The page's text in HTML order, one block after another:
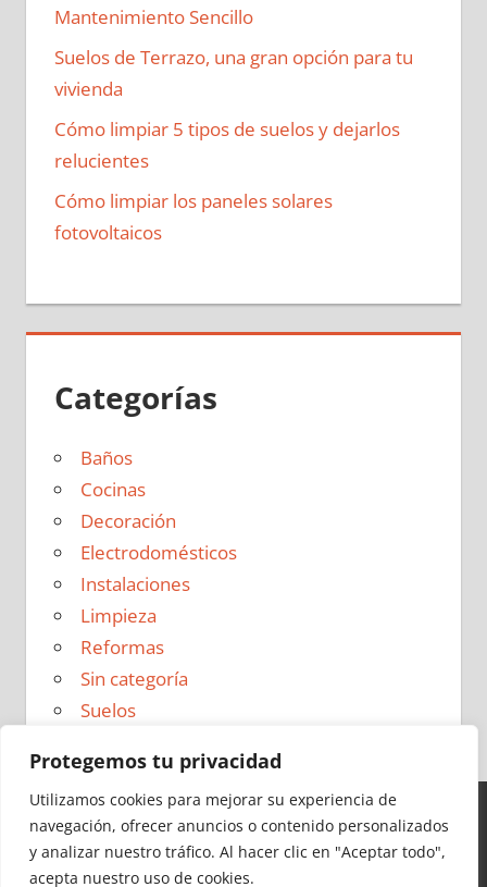
Protegemos tu privacidad
Utilizamos cookies para mejorar su experiencia de
navegación, ofrecer anuncios o contenido personalizados
y analizar nuestro tráfico. Al hacer clic en "Aceptar todo",
acepta nuestro uso de cookies.
Mantenimiento Sencillo
Suelos de Terrazo, una gran opción para tu
vivienda
Cómo limpiar 5 tipos de suelos y dejarlos
relucientes
Cómo limpiar los paneles solares
fotovoltaicos
Categorías
Baños
Cocinas
Decoración
Electrodomésticos
Instalaciones
Limpieza
Reformas
Sin categoría
Suelos
Ideas para Reformas en 2026 - Todos los derechos
reservados -Política de Privacidad |Aviso Legal|Política